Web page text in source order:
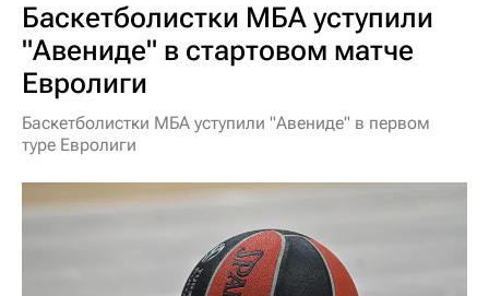
Баскетболистки МБА уступили
"Авениде" в стартовом матче
Евролиги
Баскетболистки МБА уступили "Авениде" в первом
туре Евролиги